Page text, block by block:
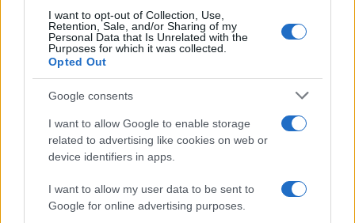
I want to opt-out of Collection, Use,
Retention, Sale, and/or Sharing of my
Personal Data that Is Unrelated with the
Purposes for which it was collected.
Opted Out
Google consents
I want to allow Google to enable storage
related to advertising like cookies on web or
device identifiers in apps.
I want to allow my user data to be sent to
Google for online advertising purposes.
Στην Κατηγορία:ΕΙΔΗΣΕΙΣ
TAGS:
ΔΙΑΒΑΣΤΕ ΑΚΟΜΑ